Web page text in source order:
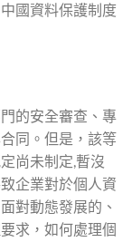
國資料保護制度
的安全審查、專
同。但是，該等
尚未制定,暫沒
企業對於個人資
對動態發展的、
求，如何處理個